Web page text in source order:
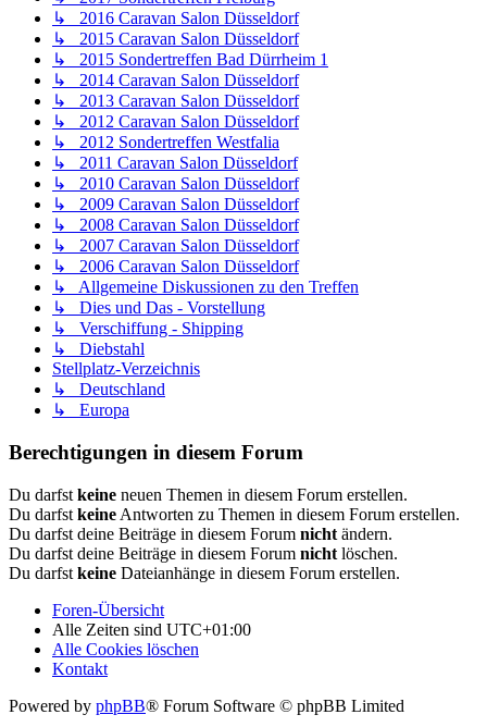
↳ 2016 Caravan Salon Düsseldorf
↳ 2015 Caravan Salon Düsseldorf
↳ 2015 Sondertreffen Bad Dürrheim 1
↳ 2014 Caravan Salon Düsseldorf
↳ 2013 Caravan Salon Düsseldorf
↳ 2012 Caravan Salon Düsseldorf
↳ 2012 Sondertreffen Westfalia
↳ 2011 Caravan Salon Düsseldorf
↳ 2010 Caravan Salon Düsseldorf
↳ 2009 Caravan Salon Düsseldorf
↳ 2008 Caravan Salon Düsseldorf
↳ 2007 Caravan Salon Düsseldorf
↳ 2006 Caravan Salon Düsseldorf
↳ Allgemeine Diskussionen zu den Treffen
↳ Dies und Das - Vorstellung
↳ Verschiffung - Shipping
↳ Diebstahl
Stellplatz-Verzeichnis
↳ Deutschland
↳ Europa
Berechtigungen in diesem Forum
Du darfst keine neuen Themen in diesem Forum erstellen.
Du darfst keine Antworten zu Themen in diesem Forum erstellen.
Du darfst deine Beiträge in diesem Forum nicht ändern.
Du darfst deine Beiträge in diesem Forum nicht löschen.
Du darfst keine Dateianhänge in diesem Forum erstellen.
Foren-Übersicht
Alle Zeiten sind UTC+01:00
Alle Cookies löschen
Kontakt
Powered by phpBB® Forum Software © phpBB Limited